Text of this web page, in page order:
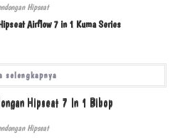
Hipseat
Airflow 7 in 1 Kuma Series
selengkapnya
Hipseat